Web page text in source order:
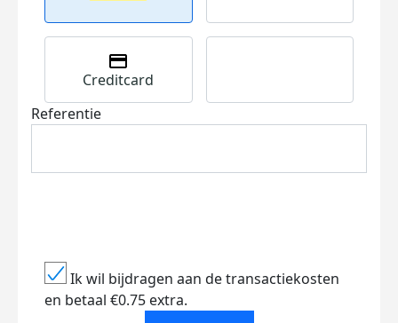
Creditcard
Referentie
Ik wil bijdragen aan de transactiekosten
en betaal €0.75 extra.